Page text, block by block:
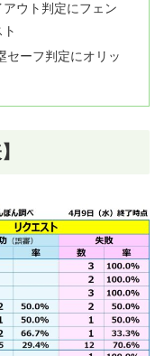
ウト判定にフェン
セーフ判定にオリッ